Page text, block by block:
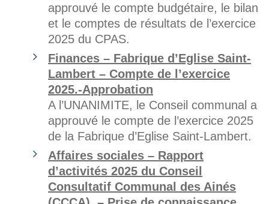
approuvé le compte budgétaire, le bilan
et le comptes de résultats de l’exercice
2025 du CPAS.
Finances – Fabrique d’Eglise Saint-
Lambert – Compte de l’exercice
2025.-Approbation
A l’UNANIMITE, le Conseil communal a
approuvé le compte de l’exercice 2025
de la Fabrique d’Eglise Saint-Lambert.
Affaires sociales – Rapport
d’activités 2025 du Conseil
Consultatif Communal des Ainés